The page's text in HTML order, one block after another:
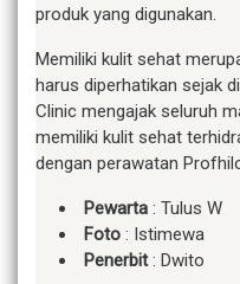
produk yang digunakan.
Memiliki kulit sehat
harus diperhatikan sejak
Clinic mengajak seluruh
memiliki kulit sehat
dengan perawatan
Pewarta : Tulus W
Foto : Istimewa
Penerbit: Dwito